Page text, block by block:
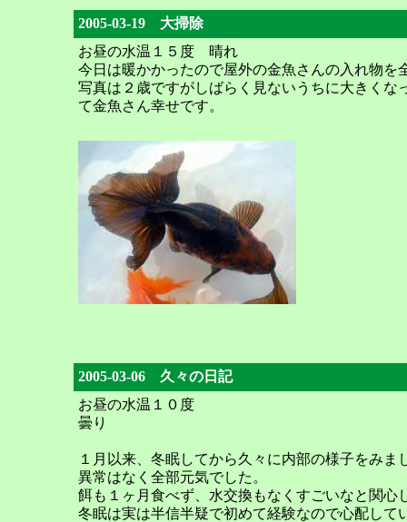
2005-03-19 大掃除
お昼の水温１５度 晴れ
今日は暖かかったので屋外の金魚さんの入れ物を
写真は２歳ですがしばらく見ないうちに大きく
て金魚さん幸せです。
2005-03-06 久々の日記
お昼の水温１０度
曇り
１月以来、冬眠してから久々に内部の様子をみま
異常はなく全部元気でした。
餌も１ヶ月食べず、水交換もなくすごいなと関心
冬眠は実は半信半疑で初めて経験なので心配して